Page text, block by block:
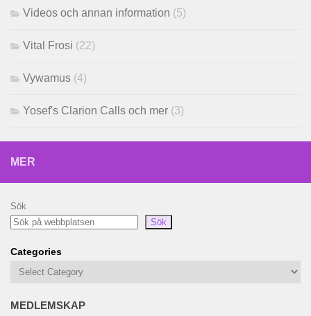
Videos och annan information (5)
Vital Frosi (22)
Vywamus (4)
Yosef's Clarion Calls och mer (3)
MER
Sök
Sök
Categories
MEDLEMSKAP